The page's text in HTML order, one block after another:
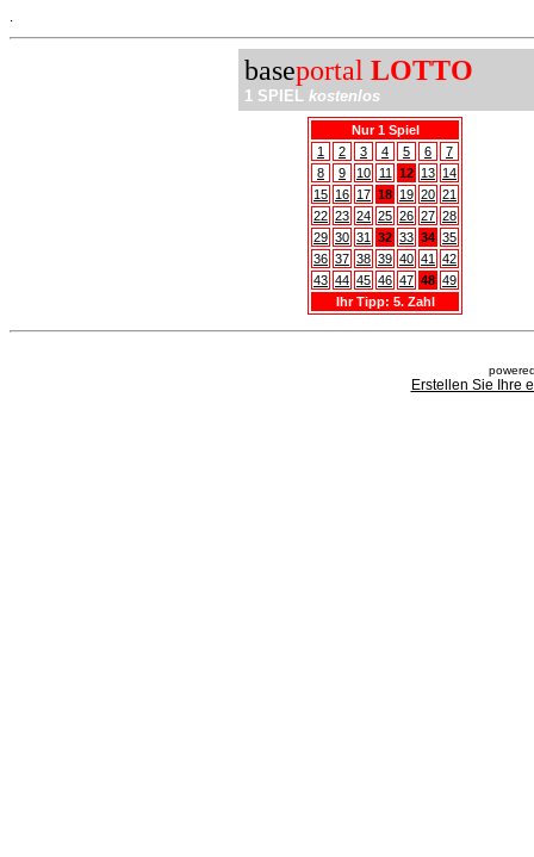
baseportal LOTTO
1 SPIEL kostenlos
Nur 1 Spiel
1
2 3 4 5 6
7
8
9 10 11 12 13 14
15 16 17 18 19 20 21
22 23 24 25 26 27 28
29 30 31 32 33 34 35
36 37 38 39 40 41
42
43 44 45 46 47 48 49
Ihr Tipp: 5. Zahl
Erstellen Sie Ihre